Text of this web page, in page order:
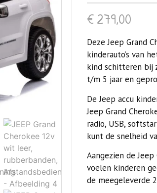
€279,00
Deze Jeep Grand
kinderauto’s van
kind schitteren bij
t/m 5 jaar en
De Jeep accu
Jeep Grand
radio, USB,
kunt de snelheid
Aangezien de
voelen kinderen
de meegeleverde